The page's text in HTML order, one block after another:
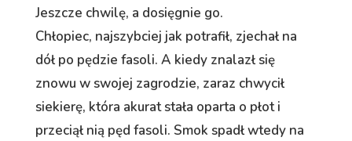
Jeszcze chwilę, a dosięgnie go.
Chłopiec, najszybciej jak potrafił, zjechał na
dół po pędzie fasoli. A kiedy znalazł się
znowu w swojej zagrodzie, zaraz chwycił
siekierę, która akurat stała oparta o płot i
przeciął nią pęd fasoli. Smok spadł wtedy na